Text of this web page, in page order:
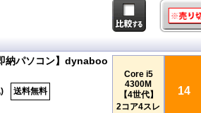
納パソコン】dynaboo
送料無料
Core i5
4300M
【4世代】
2コア4スレ
14